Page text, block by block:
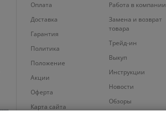
Оплата
Доставка
Гарантия
Политика
Положение
Акции
Оферта
Карта сайта
Работа в компании
Замена и возврат
товара
Трейд-ин
Выкуп
Инструкции
Новости
Обзоры